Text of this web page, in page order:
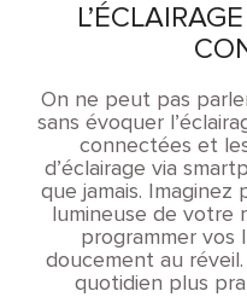
On ne peut pas
sans évoquer
connectées et
d’éclairage via
que jamais. Imaginez
lumineuse de votre
programmer vos
doucement au
quotidien plus